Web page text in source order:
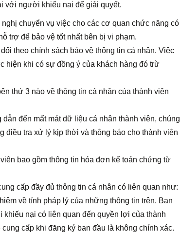
với người khiếu nại để giải quyết.
chuyển vụ việc cho các cơ quan chức năng có
trợ để bảo vệ tốt nhất bên bị vi phạm.
theo chính sách bảo vệ thông tin cá nhân. Việc
hiện khi có sự đồng ý của khách hàng đó trừ
thứ 3 nào về thông tin cá nhân của thành viên
đến mất mát dữ liệu cá nhân thành viên, chúng
điều tra xử lý kịp thời và thông báo cho thành viên
bao gồm thông tin hóa đơn kế toán chứng từ
cấp đầy đủ thông tin cá nhân có liên quan như:
về tính pháp lý của những thông tin trên. Ban
nại có liên quan đến quyền lợi của thành
cấp khi đăng ký ban đầu là không chính xác.